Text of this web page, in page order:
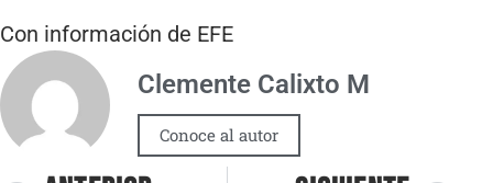
Con información de EFE
Clemente Calixto M
Conoce al autor